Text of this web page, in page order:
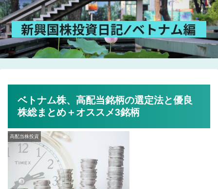
ベトナム株、高配当銘柄の選定法と優良
株総まとめ＋オススメ3銘柄
高配当株投資